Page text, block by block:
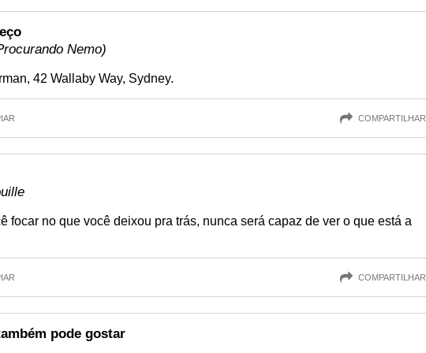
Nemo)
42 Wallaby Way, Sydney.
COMPARTILHAR
focar no que você deixou pra trás, nunca será capaz de ver o que está a
COMPARTILHAR
pode gostar